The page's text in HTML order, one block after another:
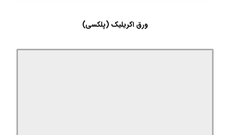
ورق اکریلیک (پلکسی)